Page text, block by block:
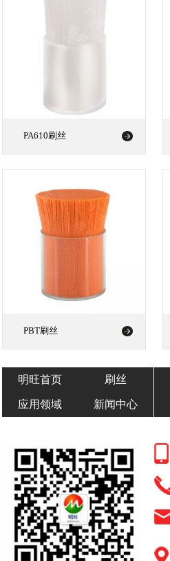
PA610刷丝
PBT刷丝
明旺首页 刷丝
应用领域 新闻中心